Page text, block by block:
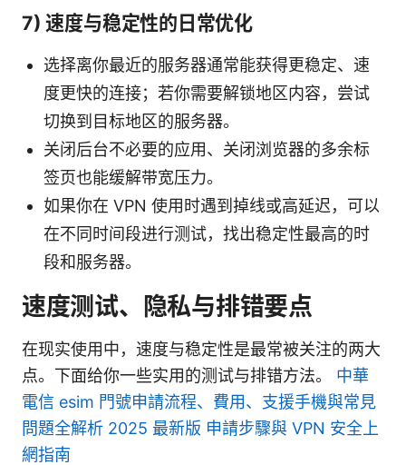
7) 速度与稳定性的日常优化
选择离你最近的服务器通常能获得更稳定、速
度更快的连接；若你需要解锁地区内容，尝试
切换到目标地区的服务器。
关闭后台不必要的应用、关闭浏览器的多余标
签页也能缓解带宽压力。
如果你在 VPN 使用时遇到掉线或高延迟，可以
在不同时间段进行测试，找出稳定性最高的时
段和服务器。
速度测试、隐私与排错要点
在现实使用中，速度与稳定性是最常被关注的两大
点。下面给你一些实用的测试与排错方法。 中華
電信 esim 門號申請流程、費用、支援手機與常見
問題全解析 2025 最新版 申請步驟與 VPN 安全上
網指南